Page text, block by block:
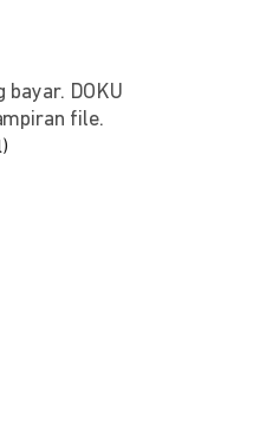
DOKU
file.